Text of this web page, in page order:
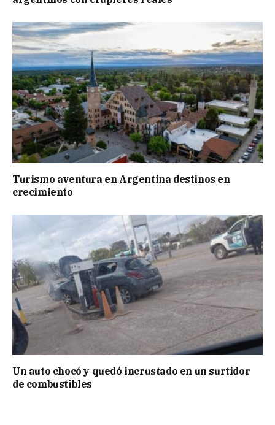
Turismo aventura en Argentina destinos en
crecimiento
Un auto chocó y quedó incrustado en un surtidor
de combustibles